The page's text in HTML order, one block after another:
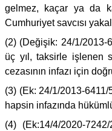
gelmez, kaçar ya da
Cumhuriyet savcısı
(2) (Değişik: 24/1/2013-
üç yıl, taksirle işlenen
cezasının infazı için
(3) (Ek: 24/1/2013-
hapsin infazında
(4) (Ek:14/4/2020-